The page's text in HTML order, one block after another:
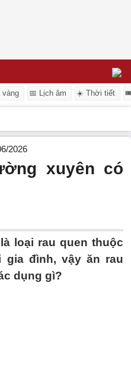
vàng 📅 Lịch âm ☀️ Thời tiết
2026
xuyên có
loại rau quen thuộc
gia đình, vậy ăn rau
dụng gì?